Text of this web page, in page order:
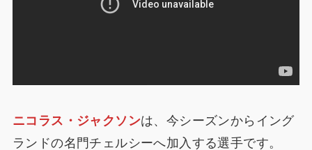
ニコラス・ジャクソンは、今シーズンからイング
ランドの名門チェルシーへ加入する選手です。